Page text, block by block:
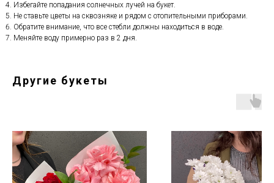
Избегайте попадания солнечных лучей на букет.
Не ставьте цветы на сквозняке и рядом с отопительными приборами.
Обратите внимание, что все стебли должны находиться в воде.
Меняйте воду примерно раз в 2 дня.
Другие букеты